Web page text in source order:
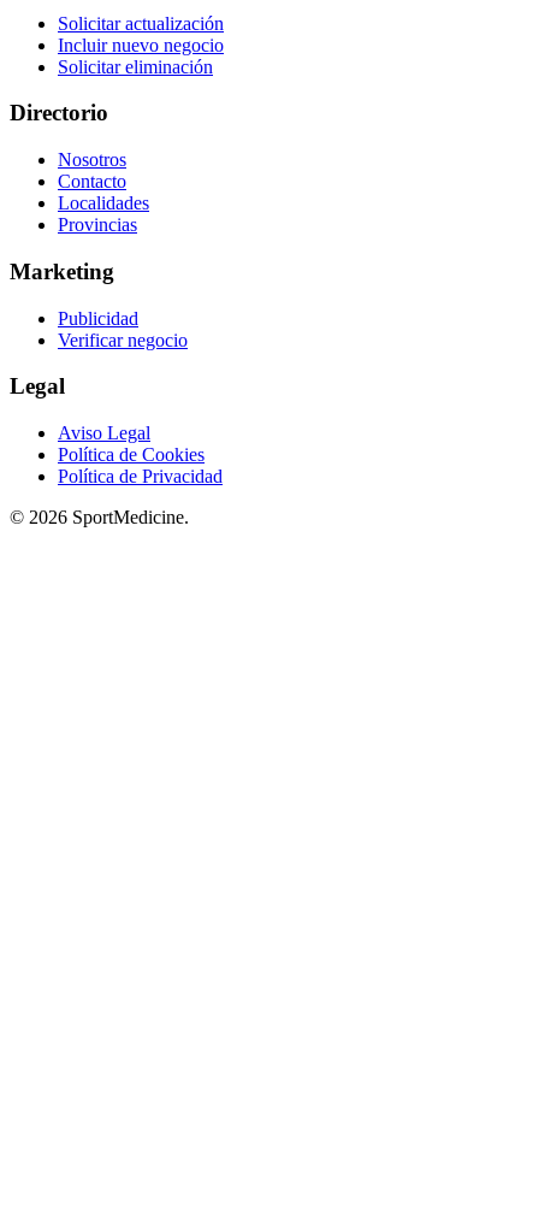
Solicitar actualización
Incluir nuevo negocio
Solicitar eliminación
Directorio
Nosotros
Contacto
Localidades
Provincias
Marketing
Publicidad
Verificar negocio
Legal
Aviso Legal
Política de Cookies
Política de Privacidad
© 2026 SportMedicine.